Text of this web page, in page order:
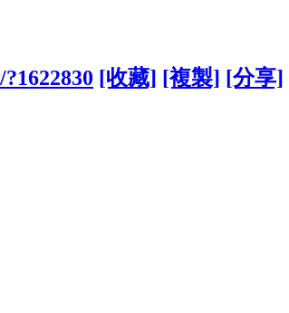
[收藏] [複製] [分享]